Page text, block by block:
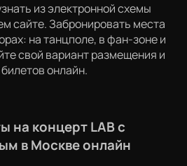
из электронной схемы
сайте. Забронировать места
на танцполе, в фан-зоне и
свой вариант размещения и
онлайн.
на концерт LAB с
в Москве онлайн